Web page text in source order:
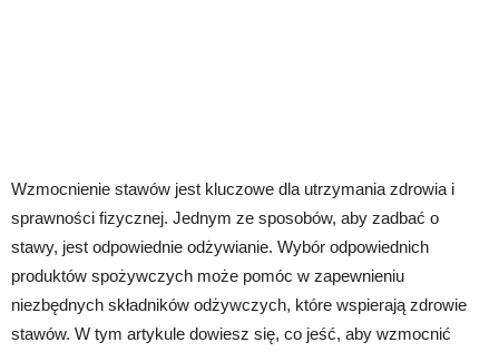
Wzmocnienie stawów jest kluczowe dla utrzymania zdrowia i
sprawności fizycznej. Jednym ze sposobów, aby zadbać o
stawy, jest odpowiednie odżywianie. Wybór odpowiednich
produktów spożywczych może pomóc w zapewnieniu
niezbędnych składników odżywczych, które wspierają zdrowie
stawów. W tym artykule dowiesz się, co jeść, aby wzmocnić